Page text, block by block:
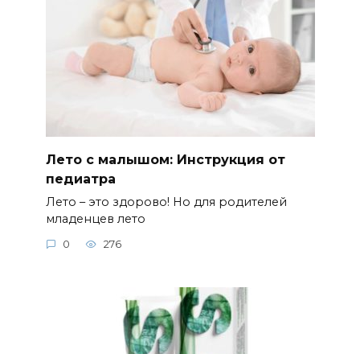
Лето с малышом: Инструкция от
педиатра
Лето – это здорово! Но для родителей
младенцев лето
0 276